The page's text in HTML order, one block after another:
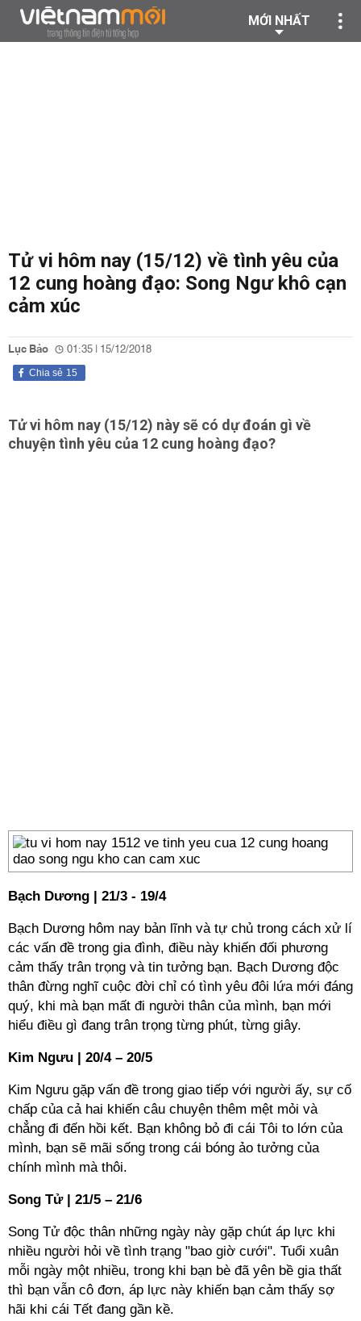
MỚI NHẤT
Tử vi hôm nay (15/12) về tình yêu của
12 cung hoàng đạo: Song Ngư khô cạn
cảm xúc
Lục Bảo 01:35 | 15/12/2018
15
Chia sẻ
Tử vi hôm nay (15/12) này sẽ có dự đoán gì về
chuyện tình yêu của 12 cung hoàng đạo?
Bạch Dương | 21/3 - 19/4
Bạch Dương hôm nay bản lĩnh và tự chủ trong cách xử lí
các vấn đề trong gia đình, điều này khiến đối phương
cảm thấy trân trọng và tin tưởng bạn. Bạch Dương độc
thân đừng nghĩ cuộc đời chỉ có tình yêu đôi lứa mới đáng
quý, khi mà bạn mất đi người thân của mình, bạn mới
hiểu điều gì đang trân trọng từng phút, từng giây.
Kim Ngưu | 20/4 – 20/5
Kim Ngưu gặp vấn đề trong giao tiếp với người ấy, sự cố
chấp của cả hai khiến câu chuyện thêm mệt mỏi và
chẳng đi đến hồi kết. Bạn không bỏ đi cái Tôi to lớn của
mình, bạn sẽ mãi sống trong cái bóng ảo tưởng của
chính mình mà thôi.
Song Tử | 21/5 – 21/6
Song Tử độc thân những ngày này gặp chút áp lực khi
nhiều người hỏi về tình trạng "bao giờ cưới". Tuổi xuân
mỗi ngày một nhiều, trong khi bạn bè đã yên bề gia thất
thì bạn vẫn cô đơn, áp lực này khiến bạn cảm thấy sợ
hãi khi cái Tết đang gần kề.